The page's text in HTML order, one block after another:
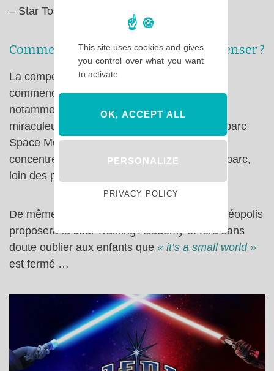
– Star Tours
Comment Disneyland pourrait compenser ?
La compensation a à vrai dire, déjà un peu
commencé. L’arrivée de la Reine des Neiges
notamment à Frontierland nous fait
miraculeusement oublié qu’à l’autre bout du parc
Space Mountain est en travaux. La foule se
concentre sur le centre et le côté gauche du parc,
loin des palissades de Discoveryland.
De même, lors de sa réouverture cet été, Vidéopolis
proposera la Jedi Training Academy et fera sans
doute oublier aux enfants que « it’s a small world »
est fermé …
This site uses cookies and gives
you control over what you want
to activate
OK, ACCEPT ALL
PERSONALIZE
PRIVACY POLICY